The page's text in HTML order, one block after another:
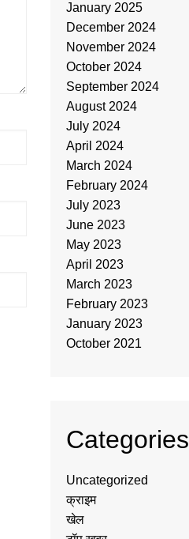
January 2025
December 2024
November 2024
October 2024
September 2024
August 2024
July 2024
April 2024
March 2024
February 2024
July 2023
June 2023
May 2023
April 2023
March 2023
February 2023
January 2023
October 2021
Categories
Uncategorized
क्राइम
खेल